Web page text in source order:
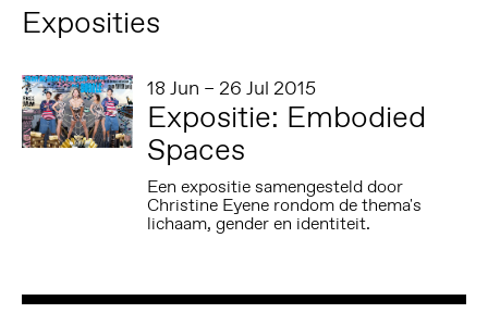
Exposities
18 Jun – 26 Jul 2015
Expositie: Embodied
Spaces
Een expositie samengesteld door
Christine Eyene rondom de thema's
lichaam, gender en identiteit.